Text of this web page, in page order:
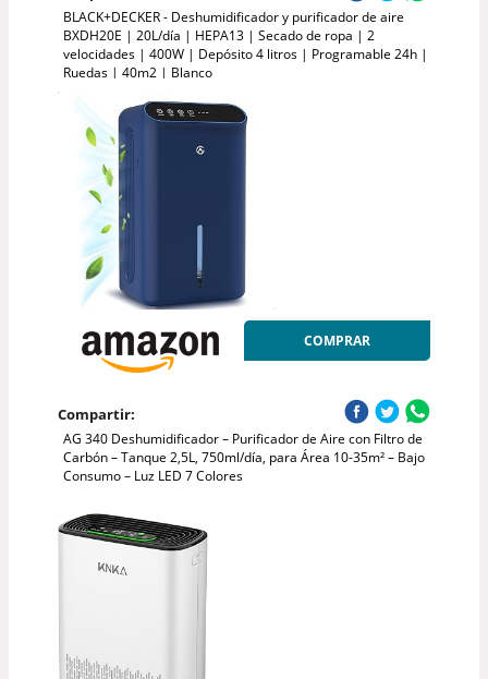
BLACK+DECKER - Deshumidificador y purificador de aire
BXDH20E | 20L/día | HEPA13 | Secado de ropa | 2
velocidades | 400W | Depósito 4 litros | Programable 24h |
Ruedas | 40m2 | Blanco
COMPRAR
Compartir:
AG 340 Deshumidificador – Purificador de Aire con Filtro de
Carbón – Tanque 2,5L, 750ml/día, para Área 10-35m² – Bajo
Consumo – Luz LED 7 Colores